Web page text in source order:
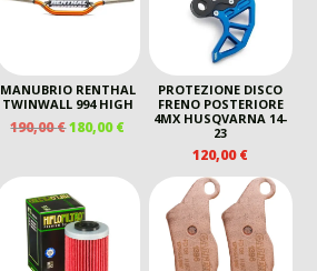
MANUBRIO RENTHAL
TWINWALL 994 HIGH
190,00€IL
190,00 €.
180,00€IL
È:
180,00 €.
PROTEZIONE DISCO
FRENO POSTERIORE
4MX HUSQVARNA 14-
23
120,00€